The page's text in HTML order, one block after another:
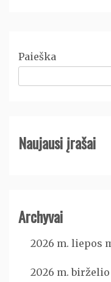
Paieška
Naujausi įrašai
Archyvai
2026 m. liepos
2026 m. birželio